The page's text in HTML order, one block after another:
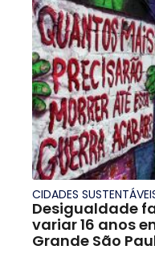
CIDADES
Desigualdade
variar 16 anos
Grande São